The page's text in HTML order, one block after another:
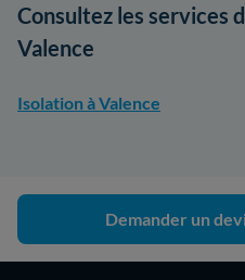
Consultez les services
Valence
Isolation à Valence
Demander un